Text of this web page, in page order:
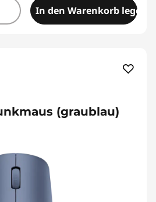
In den Warenkorb legen
(graublau)